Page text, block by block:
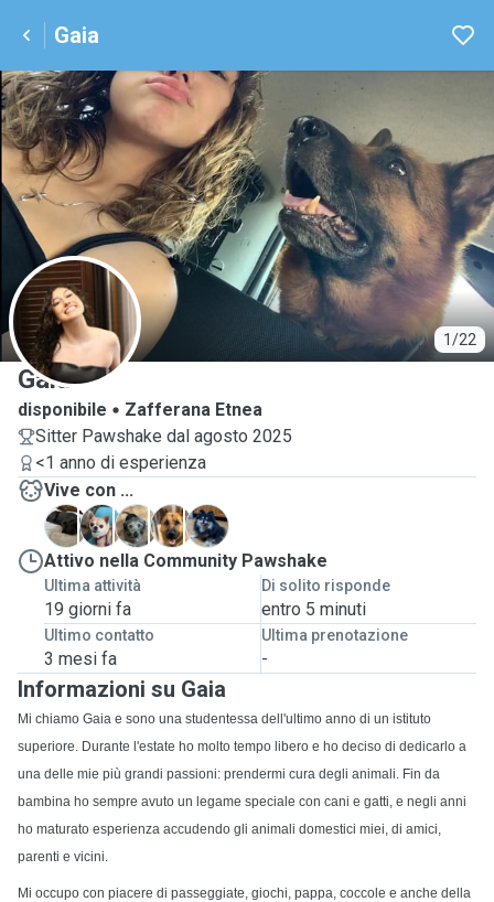
Gaia
1/22
G
Gaia
disponibile
Zafferana Etnea
Sitter Pawshake dal agosto 2025
<1 anno di esperienza
Vive con ...
C
M P S
W
Attivo nella Community Pawshake
Ultima attività
19 giorni fa
Di solito risponde
entro 5 minuti
Ultimo contatto
3 mesi fa
Ultima prenotazione
-
Informazioni su Gaia
Mi chiamo Gaia e sono una studentessa dell'ultimo anno di un istituto
superiore. Durante l'estate ho molto tempo libero e ho deciso di dedicarlo a
una delle mie più grandi passioni: prendermi cura degli animali. Fin da
bambina ho sempre avuto un legame speciale con cani e gatti, e negli anni
ho maturato esperienza accudendo gli animali domestici miei, di amici,
parenti e vicini.
Mi occupo con piacere di passeggiate, giochi, pappa, coccole e anche della